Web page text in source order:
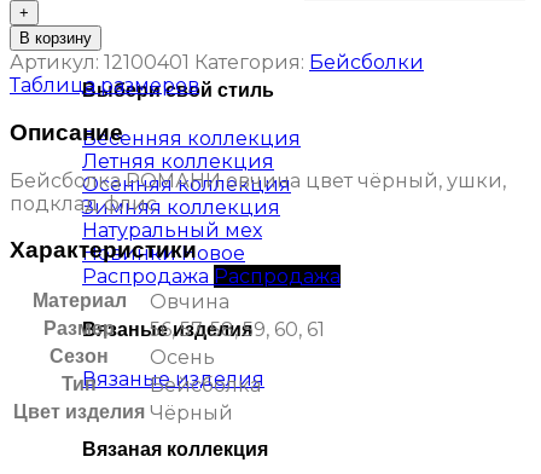
Выбери свой стиль
Весенняя коллекция
Летняя коллекция
Осенняя коллекция
Зимняя коллекция
Натуральный мех
Новинки
Распродажа
Вязаные изделия
Вязаные изделия
Вязаная коллекция
В корзину
Артикул: 12100401 Категория: Бейсболки
Таблица размеров
Описание
Бейсболка РОМАНИ овчина цвет чёрный, ушки,
подклад флис
Характеристики
Материал Овчина
Размер 56, 57, 58, 59, 60, 61
Сезон Осень
Тип Бейсболка
Цвет изделия Чёрный